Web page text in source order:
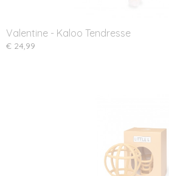
Valentine - Kaloo Tendresse
€ 24,99